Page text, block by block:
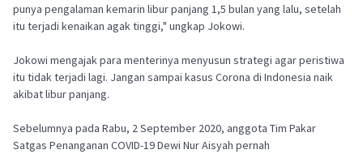
punya pengalaman kemarin libur panjang 1,5 bulan yang lalu, setelah
itu terjadi kenaikan agak tinggi," ungkap Jokowi.
Jokowi mengajak para menterinya menyusun strategi agar peristiwa
itu tidak terjadi lagi. Jangan sampai kasus Corona di Indonesia naik
akibat libur panjang.
Sebelumnya pada Rabu, 2 September 2020, anggota Tim Pakar
Satgas Penanganan COVID-19 Dewi Nur Aisyah pernah